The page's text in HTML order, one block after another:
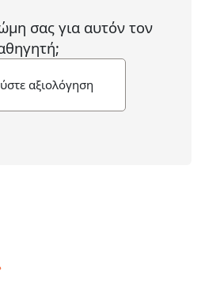
σας για αυτόν τον
αξιολόγηση